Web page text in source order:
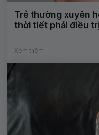
Trẻ thường xuyên
thời tiết phải điều
Xem thêm